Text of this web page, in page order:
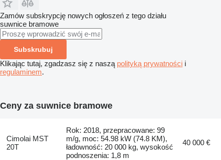
Zamów subskrypcję nowych ogłoszeń z tego działu
suwnice bramowe
Subskrubuj
Klikając tutaj, zgadzasz się z naszą polityką prywatności i
regulaminem.
Ceny za suwnice bramowe
Cimolai MST
20T
Rok: 2018, przepracowane: 99
m/g, moc: 54.98 kW (74.8 KM),
ładowność: 20 000 kg, wysokość
podnoszenia: 1,8 m
40 000 €